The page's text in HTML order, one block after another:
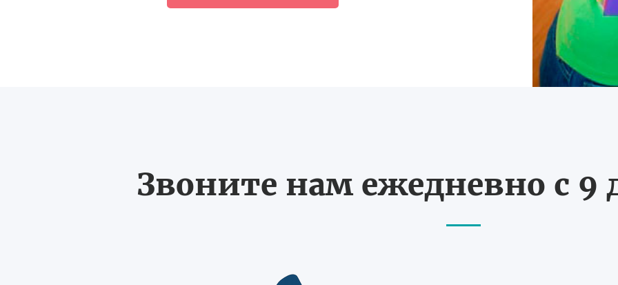
Звоните нам ежедневно с 9